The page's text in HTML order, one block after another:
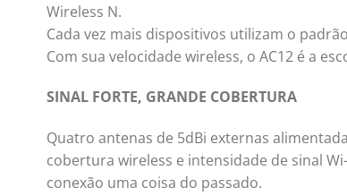
Wireless N.
Cada vez mais dispositivos utilizam o
Com sua velocidade wireless, o AC12 é a
SINAL FORTE, GRANDE COBERTURA
Quatro antenas de 5dBi externas
cobertura wireless e intensidade de sinal
conexão uma coisa do passado.